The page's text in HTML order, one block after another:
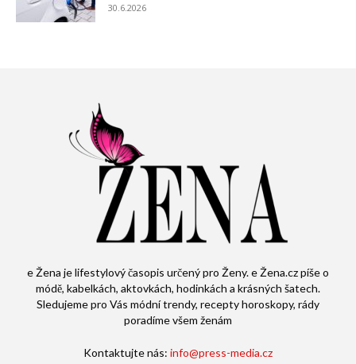
30.6.2026
e Žena je lifestylový časopis určený pro Ženy. e Žena.cz píše o
módě, kabelkách, aktovkách, hodinkách a krásných šatech.
Sledujeme pro Vás módní trendy, recepty horoskopy, rády
poradíme všem ženám
Kontaktujte nás: info@press-media.cz